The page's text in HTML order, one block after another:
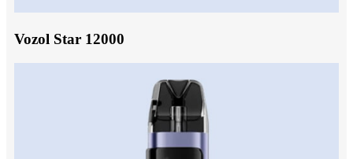
Vozol Star 12000